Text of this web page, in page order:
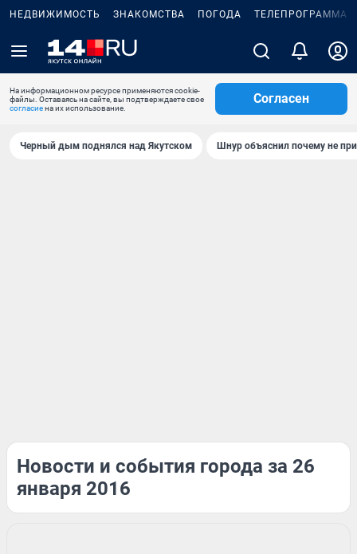
НЕДВИЖИМОСТЬ ЗНАКОМСТВА ПОГОДА ТЕЛЕПРОГРАММА
На информационном ресурсе применяются cookie-
файлы. Оставаясь на сайте, вы подтверждаете свое
согласиена их использование.
Согласен
Черный дым поднялся над Якутском Шнур объяснил почему не
Новости и события города за 26
января 2016